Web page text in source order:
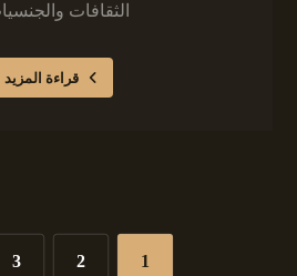
الثقافات
قراءة المزيد
1
2
3